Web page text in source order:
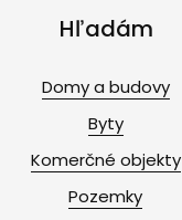
Hľadám
Domy a budovy
Byty
Komerčné objekty
Pozemky